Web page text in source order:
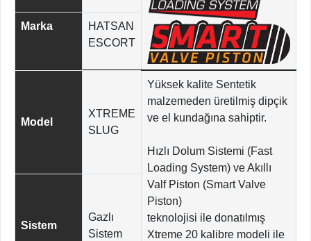
Marka
HATSAN
ESCORT
Model
XTREME
SLUG
Yüksek kalite Sentetik
malzemeden üretilmiş dipçik
ve el kundağına sahiptir.
Hızlı Dolum Sistemi (Fast
Loading System) ve Akıllı
Valf Piston (Smart Valve
Piston)
teknolojisi ile donatılmış
Xtreme 20 kalibre modeli ile
Sistem
Gazlı
Sistem